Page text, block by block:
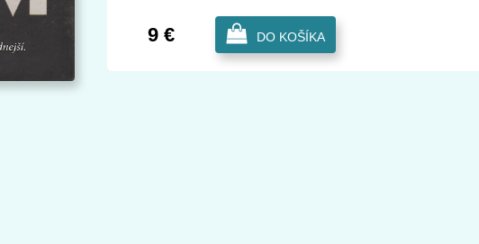
9 € DO KOŠÍKA